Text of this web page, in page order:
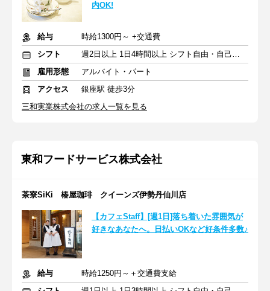
内OK!
給与
時給1300円～ +交通費
シフト
週2日以上 1日4時間以上 シフト自由・自己申告
雇用形態
アルバイト・パート
アクセス
銀座駅 徒歩3分
三和実業株式会社の求人一覧を見る
東和フードサービス株式会社
茶寮SiKi 椿屋珈琲 クイーンズ伊勢丹仙川店
【カフェStaff】[週1日]落ち着いた雰囲気が
好きなあなたへ。日払いOKなど好条件多数♪
給与
時給1250円～＋交通費支給